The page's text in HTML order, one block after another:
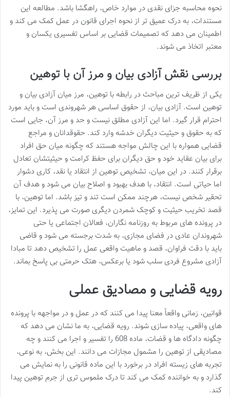
نحوه محاسبه جزای نقدی در موارد خاص، راهگشا باشد. مطالعه این
مستندات، به درک عمیق تر از نحوه اجرای قانون در عمل کمک می کند و
اطمینان می دهد که تصمیمات قضایی بر اساس تفسیری یکسان و
معتبر اتخاذ می شوند.
بررسی نقش آزادی بیان و مرز آن با توهین
یکی از ظریف ترین مباحث در رابطه با توهین، مرز میان آزادی بیان و
توهین است. آزادی بیان، از حقوق اساسی هر شهروندی است و باید مورد
احترام قرار گیرد. اما این آزادی مطلق نیست و حد و مرز آن، جایی است
که به حقوق و حیثیت دیگران خدشه وارد کند. حقوقدانان و مراجع
قضایی همواره با این چالش مواجه هستند که چگونه میان حق افراد
برای بیان عقاید خود و حق دیگران برای حفظ کرامت و حیثیتشان تعادل
برقرار کنند. در این میان، تشخیص توهین از انتقاد یا نقد، کاری دشوار
اما حیاتی است. انتقاد، با هدف بهبود و اصلاح بیان می شود و هدف آن
تحقیر شخص نیست، هرچند ممکن است تند و تیز باشد. اما توهین، با
قصد تخریب حیثیت و کوچک شمردن دیگری صورت می پذیرد. این تمایز،
در پرونده های مربوط به روزنامه نگاران، فعالان اجتماعی یا حتی
شهروندان عادی در فضای مجازی، به شدت برجسته می شود و قاضی
باید با دقت فراوان، قصد و ماهیت واقعی عمل را تشخیص دهد تا مبادا
آزادی مشروع فردی سلب شود یا برعکس، هتک حرمتی بی پاسخ بماند.
رویه قضایی و مصادیق عملی
قوانین، زمانی واقعاً معنا پیدا می کنند که در عمل و در مواجهه با پرونده
های واقعی، پیاده سازی شوند. رویه قضایی، به ما نشان می دهد که
چگونه دادگاه ها و قضات، ماده 608 را تفسیر و اجرا می کنند و چه
مصادیقی از توهین را مشمول مجازات می دانند. این بخش، به نوعی،
تجربه های زیسته افراد در برخورد با این ماده قانونی را به نمایش می
گذارد و به خواننده کمک می کند تا درک ملموس تری از جرم توهین پیدا
کند.